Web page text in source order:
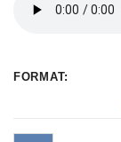
FORMAT: